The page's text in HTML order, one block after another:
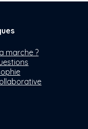
marche ?